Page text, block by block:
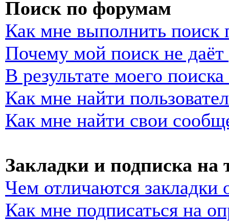
Поиск по форумам
Как мне выполнить
Почему мой поиск не даёт
В результате моего
Как мне найти
Как мне найти свои
Закладки и подписка на
Чем отличаются закладки
Как мне подписаться на